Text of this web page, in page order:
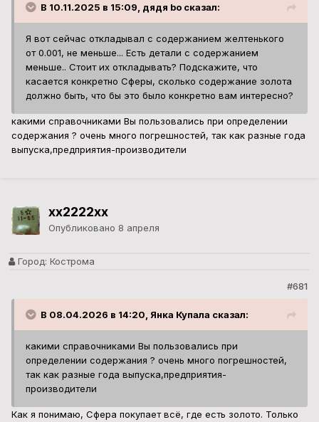
В 10.11.2025 в 15:09, дядя bo сказал:
Я вот сейчас откладывал с содержанием желтенького
от 0.001, не меньше... Есть детали с содержанием
меньше.. Стоит их откладывать? Подскажите, что
касается конкретно Сферы, сколько содержание золота
должно быть, что бы это было конкретно вам интересно?
какими справочниками Вы пользовались при определении
содержания ? очень много погрешностей, так как разные года
выпуска,предприятия-производители
xx2222xx
Опубликовано 8 апреля
Город: Кострома
#681
В 08.04.2026 в 14:20, Янка Купала сказал:
какими справочниками Вы пользовались при
определении содержания ? очень много погрешностей,
так как разные года выпуска,предприятия-
производители
Как я понимаю, Сфера покупает всё, где есть золото. Только